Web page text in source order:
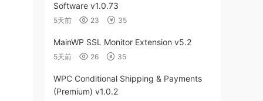
Software v1.0.73
5天前 23 35
MainWP SSL Monitor Extension v5.2
5天前 26 35
WPC Conditional Shipping & Payments
(Premium) v1.0.2